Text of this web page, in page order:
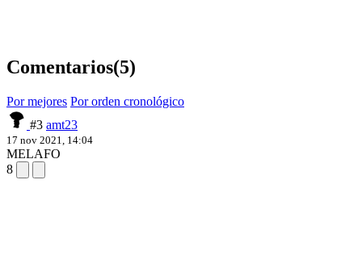
Comentarios(5)
Por mejores Por orden cronológico
#3 amt23
17 nov 2021, 14:04
MELAFO
8